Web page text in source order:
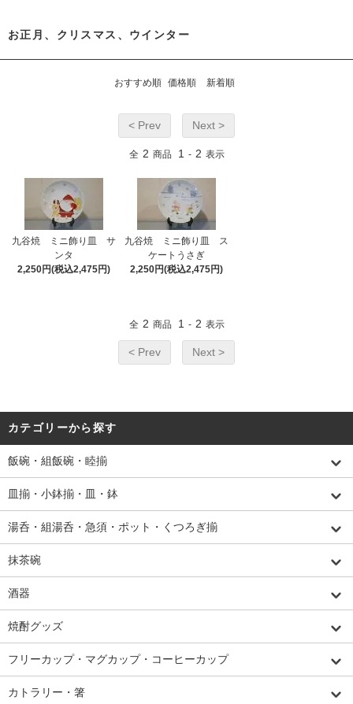
お正月、クリスマス、ウインター
おすすめ順 価格順 新着順
< Prev Next >
全 2 商品 1 - 2 表示
九谷焼 ミニ飾り皿 サ
ンタ
2,250円(税込2,475円)
九谷焼 ミニ飾り皿 ス
ケートうさぎ
2,250円(税込2,475円)
全 2 商品 1 - 2 表示
< Prev Next >
カテゴリーから探す
飯碗・組飯碗・睦揃
皿揃・小鉢揃・皿・鉢
湯呑・組湯呑・急須・ポット・くつろぎ揃
抹茶碗
酒器
焼酎グッズ
フリーカップ・マグカップ・コーヒーカップ
カトラリー・箸